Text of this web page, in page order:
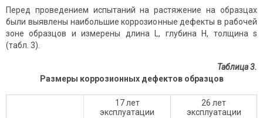
Перед проведением испытаний на растяжение на образцах
были выявлены наибольшие коррозионные дефекты в рабочей
зоне образцов и измерены длина L, глубина H, толщина s
(табл. 3).
Таблица 3.
Размеры коррозионных дефектов образцов
17 лет
эксплуатации
26 лет
эксплуатации